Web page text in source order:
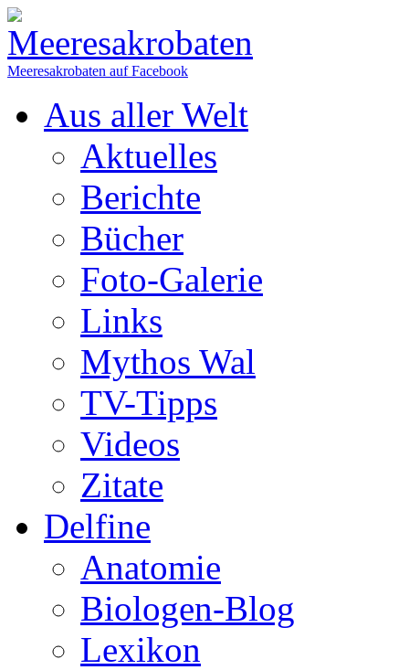
Meeresakrobaten auf Facebook
Aus aller Welt
Aktuelles
Berichte
Bücher
Foto-Galerie
Links
Mythos Wal
TV-Tipps
Videos
Zitate
Delfine
Anatomie
Biologen-Blog
Lexikon